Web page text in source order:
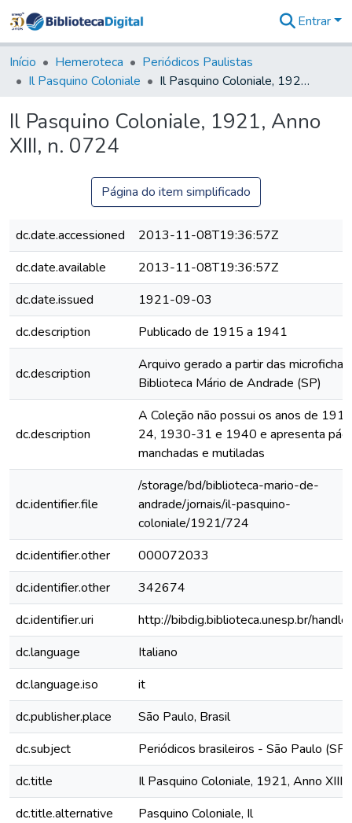
&
Coleções
Tudo na
Digital
Entrar
Início Hemeroteca
Periódicos Paulistas
Il Pasquino Coloniale
Il Pasquino Coloniale, 1921, Anno XIII, n. 0724
Il Pasquino Coloniale, 1921, Anno
XIII, n. 0724
Página do item simplificado
dc.date.accessioned
2013-11-08T19:36:57Z
dc.date.available
2013-11-08T19:36:57Z
dc.date.issued
1921-09-03
dc.description
Publicado de 1915 a 1941
dc.description
Arquivo gerado a partir das
Biblioteca Mário de Andrade (SP)
dc.description
A Coleção não possui os anos de
24, 1930-31 e 1940 e apresenta
manchadas e mutiladas
dc.identifier.file
/storage/bd/biblioteca-mario-de-
andrade/jornais/il-pasquino-
coloniale/1921/724
dc.identifier.other
000072033
dc.identifier.other
342674
dc.identifier.uri
http://bibdig.biblioteca.unesp.br/
dc.language
Italiano
dc.language.iso
it
dc.publisher.place
São Paulo, Brasil
dc.subject
Periódicos brasileiros - São Paulo (SP)
dc.title
Il Pasquino Coloniale, 1921, Anno XIII,
dc.title.alternative
Pasquino Coloniale, Il